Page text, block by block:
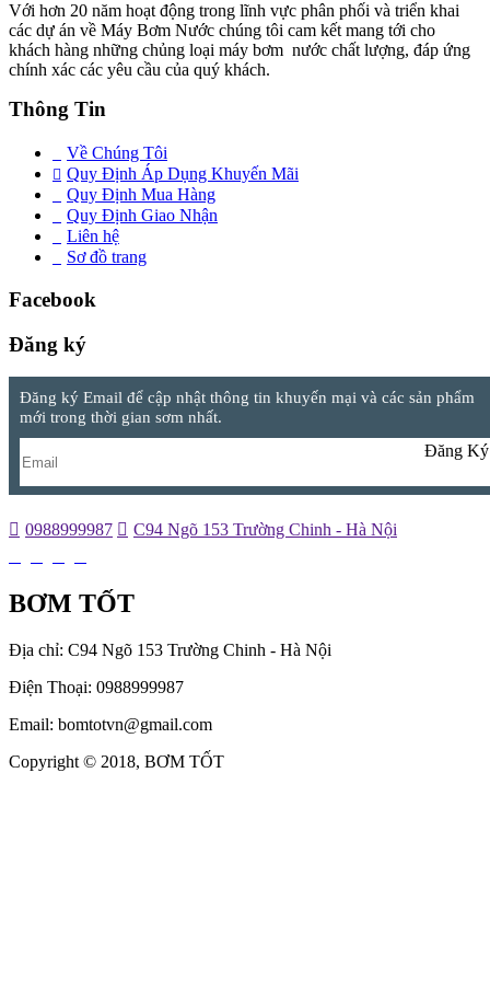
Với hơn 20 năm hoạt động trong lĩnh vực phân phối và triển khai
các dự án về Máy Bơm Nước chúng tôi cam kết mang tới cho
khách hàng những chủng loại máy bơm nước chất lượng, đáp ứng
chính xác các yêu cầu của quý khách.
Thông Tin
Về Chúng Tôi
Quy Định Áp Dụng Khuyến Mãi
Quy Định Mua Hàng
Quy Định Giao Nhận
Liên hệ
Sơ đồ trang
Facebook
Đăng ký
Đăng ký Email để cập nhật thông tin khuyến mại và các sản phẩm
mới trong thời gian sơm nhất.
Đăng Ký
0988999987 C94 Ngõ 153 Trường Chinh - Hà Nội
BƠM TỐT
Địa chỉ: C94 Ngõ 153 Trường Chinh - Hà Nội
Điện Thoại: 0988999987
Email: bomtotvn@gmail.com
Copyright © 2018, BƠM TỐT